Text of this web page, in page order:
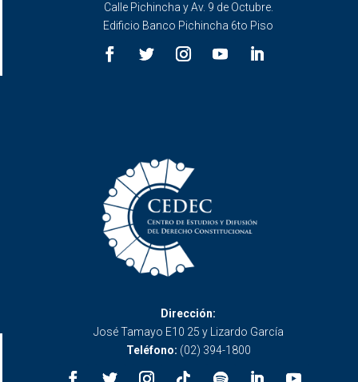
Calle Pichincha y Av. 9 de Octubre.
Edificio Banco Pichincha 6to Piso
Dirección:
José Tamayo E10 25 y Lizardo García
Teléfono: (02) 394-1800